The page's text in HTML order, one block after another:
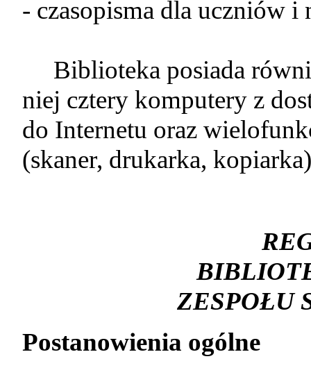
- czasopisma dla uczniów i
Biblioteka posiada
niej cztery komputery z
do Internetu oraz
(skaner, drukarka,
ZESPOŁU
Postanowienia ogólne